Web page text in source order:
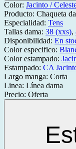
Color: Jacinto /
Producto: Chaqueta
Especialidad: Tens
Tallas dama: 38 (xxs),
Disponibilidad: En
Color especifico:
Color estampado:
Estampado: CA
Largo manga: Corta
Linea: Línea dama
Precio: Oferta